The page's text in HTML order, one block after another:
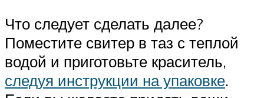
Что следует сделать далее?
Поместите свитер в таз с теплой
водой и приготовьте краситель,
следуя инструкции на упаковке.